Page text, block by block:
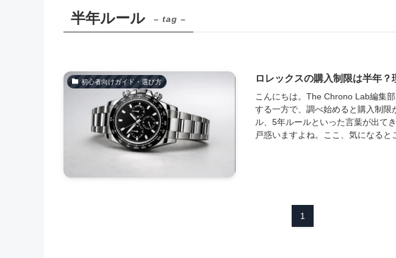
半年ルール – tag –
初心者向けガイド・選び方 ロレックスの購入制限は半年
こんにちは。The Chrono Lab編集
する一方で、調べ始めると購入制
ル、5年ルールといった言葉が出て
戸惑いますよね。ここ、気になると
1